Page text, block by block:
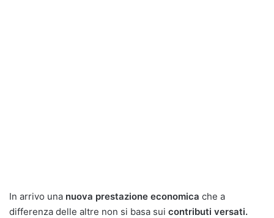
In arrivo una nuova prestazione economica che a
differenza delle altre non si basa sui contributi versati.